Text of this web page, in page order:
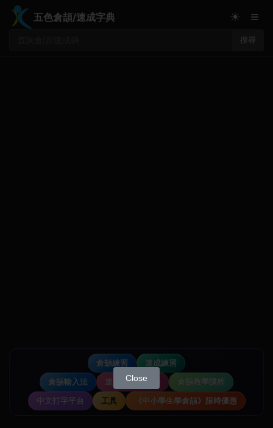
五色倉頡/速成字典
搜尋
☀ ≡
倉頡練習
速成練習
倉頡輸入法
速成輸入法教學
倉頡教學課程
中文打字平台
工具 《中小學生學倉頡》限時優惠
Close